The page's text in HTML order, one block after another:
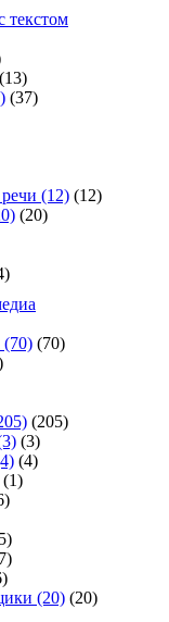
текстом
(13)
(37)
(12) (12)
(20)
(70) (70)
(205)
(3)
(4)
(1)
(20) (20)